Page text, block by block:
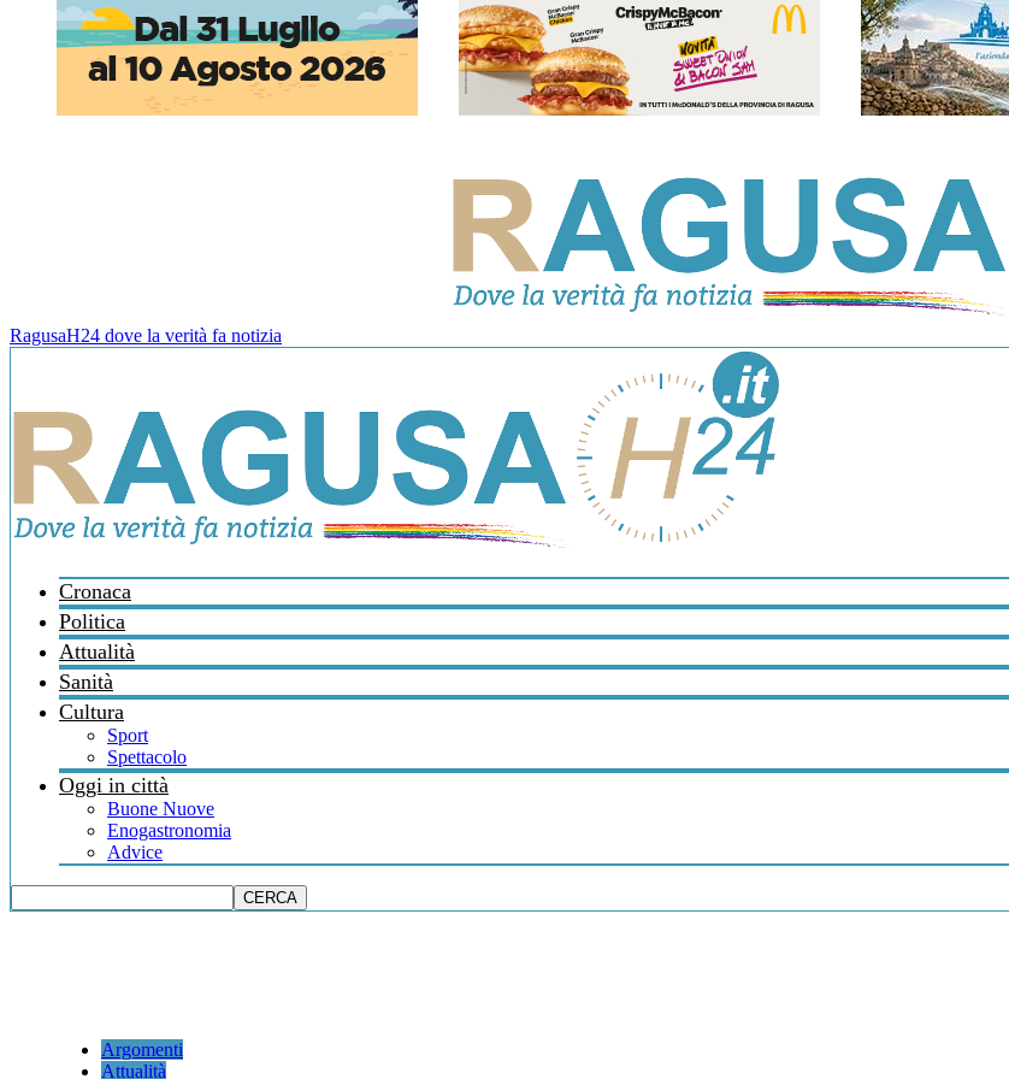
RagusaH24 dove la verità fa notizia
Cronaca
Politica
Attualità
Sanità
Cultura
Sport
Spettacolo
Oggi in città
Buone Nuove
Enogastronomia
Advice
Argomenti
Attualità